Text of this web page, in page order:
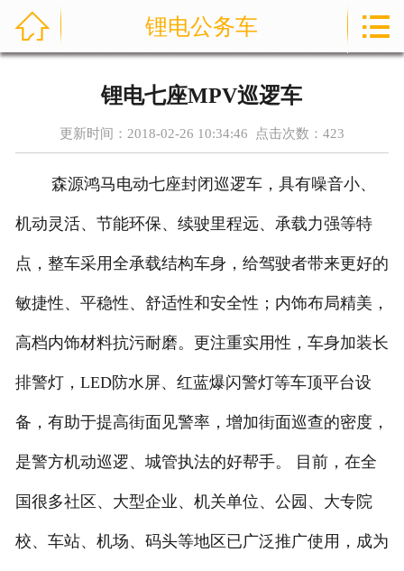
资讯中心
售后服务
关于我们
联系我们
 锂电公务车 
锂电七座MPV巡逻车
更新时间：2018-02-26 10:34:46 点击次数： 423
森源鸿马电动七座封闭巡逻车，具有噪音小、
机动灵活、节能环保、续驶里程远、承载力强等特
点，整车采用全承载结构车身，给驾驶者带来更好的
敏捷性、平稳性、舒适性和安全性；内饰布局精美，
高档内饰材料抗污耐磨。更注重实用性，车身加装长
排警灯，LED防水屏、红蓝爆闪警灯等车顶平台设
备，有助于提高街面见警率，增加街面巡查的密度，
是警方机动巡逻、城管执法的好帮手。 目前，在全
国很多社区、大型企业、机关单位、公园、大专院
校、车站、机场、码头等地区已广泛推广使用，成为